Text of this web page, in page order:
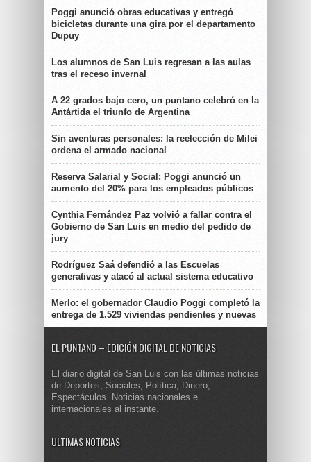
Poggi anunció obras educativas y entregó
bicicletas durante una gira por el departamento
Dupuy
Los alumnos de San Luis regresan a las aulas
tras el receso invernal
A 22 grados bajo cero, un puntano celebró en la
Antártida el triunfo de Argentina
Sin aventuras personales: la reelección de Milei
ordena el armado nacional
Reserva Salarial y Social: Poggi anunció un
aumento del 20% para los empleados públicos
Cynthia Fernández Paz volvió a fallar contra el
Gobierno de San Luis en medio del pedido de
jury
Rodríguez Saá defendió a las Escuelas
generativas y atacó al actual sistema educativo
Merlo: el gobernador Claudio Poggi completó la
entrega de 1.529 viviendas pendientes y nuevas
EL PUNTANO – EDICIÓN DIGITAL DE NOTICIAS
El diario digital de San Luis con las últimas noticias
de Deportes, Sociales, Política, Dinero,
Espectáculos. Noticias nacionales e
internacionales al instante.
ULTIMAS NOTICIAS